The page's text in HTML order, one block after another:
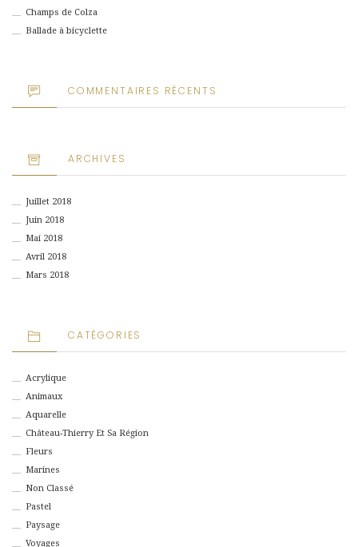
Champs de Colza
Ballade à bicyclette
COMMENTAIRES RÉCENTS
ARCHIVES
Juillet 2018
Juin 2018
Mai 2018
Avril 2018
Mars 2018
CATÉGORIES
Acrylique
Animaux
Aquarelle
Château-Thierry Et Sa Région
Fleurs
Marines
Non Classé
Pastel
Paysage
Voyages